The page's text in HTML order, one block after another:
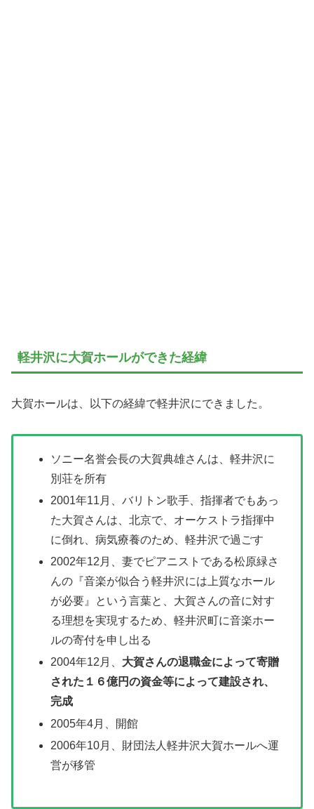
軽井沢に大賀ホールができた経緯
大賀ホールは、以下の経緯で軽井沢にできました。
ソニー名誉会長の大賀典雄さんは、軽井沢に
別荘を所有
2001年11月、バリトン歌手、指揮者でもあっ
た大賀さんは、北京で、オーケストラ指揮中
に倒れ、病気療養のため、軽井沢で過ごす
2002年12月、妻でピアニストである松原緑さ
んの『音楽が似合う軽井沢には上質なホール
が必要』という言葉と、大賀さんの音に対す
る理想を実現するため、軽井沢町に音楽ホー
ルの寄付を申し出る
2004年12月、 大賀さんの退職金によって寄贈
された１６億円の資金等によって建設され、
完成
2005年4月、開館
2006年10月、財団法人軽井沢大賀ホールへ運
営が移管